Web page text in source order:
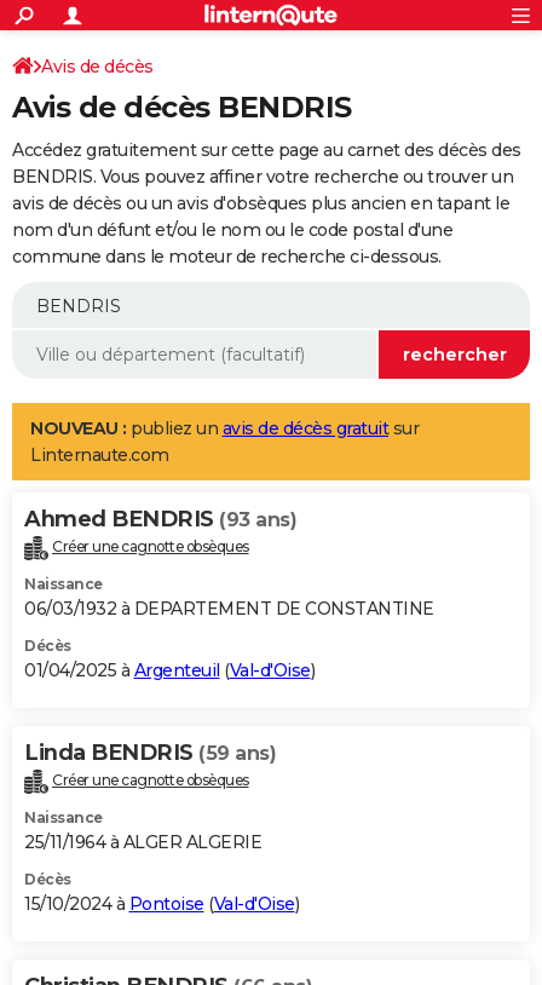
ACTUALITÉS
Politique
Société
Faits Divers
Education
Monde
Villes
+
SPORT
Coupe du monde 2026
Football
Tennis
Cyclisme
Rugby
Forum
Programme TV
TNT
Streaming
Cinéma
Sorties cinéma
Musique
+
FINANCE
Retraite
Epargne
Immobilier
Risques naturels par ville
Banque
Assurance
AUTO
Essais
Réserver un essai
Citadines
Berlines
SUV
Forum auto
+
Mobiles
Meilleur smartphone
Internet
Ordinateurs
Jeux vidéo
Guide high-tech
Aménagement intérieur
LIFESTYLE
Art de vivre
Bien-être
Loisirs
Mode
Modes de vie
Alimentation
Guide de la santé
Maladies
Médicaments
Sommeil
VOYAGE
Destinations
City break
Voyage nature
Voyage de noces
Forum
Climat
+PHOTO
GUIDES D'ACHAT
BONS PLANS
Carte de Noël
Carte Bonne année
Carte Saint-Valentin
Carte Pâques
Carte d'anniversaire
DICTIONNAIRE
Dictionnaire
Biographies
Citations
Expressions
Proverbes
PROGRAMME TV
S'inscrire
Se connecter
Lycées
Collèges
Primaires
Universités
Entreprises
Service militaire
Avis de recherche
AVIS DE DÉCÈS
Avis de décès
Avis de décès BENDRIS
Accédez gratuitement sur cette page au carnet des décès des
BENDRIS. Vous pouvez affiner votre recherche ou trouver un
avis de décès ou un avis d'obsèques plus ancien en tapant le
nom d'un défunt et/ou le nom ou le code postal d'une
commune dans le moteur de recherche ci-dessous.
NOUVEAU : publiez un avis de décès gratuitsur
Linternaute.com
Ahmed BENDRIS (93 ans)
Créer une cagnotte obsèques
Naissance
06/03/1932 à DEPARTEMENT DE CONSTANTINE
Décès
01/04/2025 à Argenteuil (Val-d'Oise)
Linda BENDRIS (59 ans)
Créer une cagnotte obsèques
Naissance
25/11/1964 à ALGER ALGERIE
Décès
15/10/2024 à Pontoise (Val-d'Oise)